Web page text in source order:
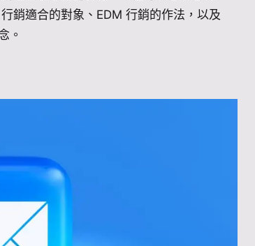
銷適合的對象、EDM 行銷的作法，以及
。